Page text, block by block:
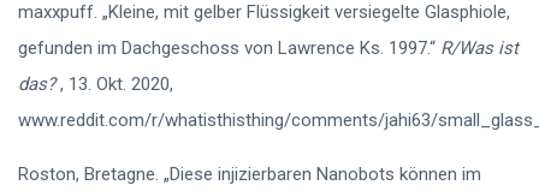
maxxpuff. „Kleine, mit gelber Flüssigkeit versiegelte Glasphiole,
gefunden im Dachgeschoss von Lawrence Ks. 1997.“ R/Was ist
das?, 13. Okt. 2020,
www.reddit.com/r/whatisthisthing/comments/jahi63/
Roston, Bretagne. „Diese injizierbaren Nanobots können im